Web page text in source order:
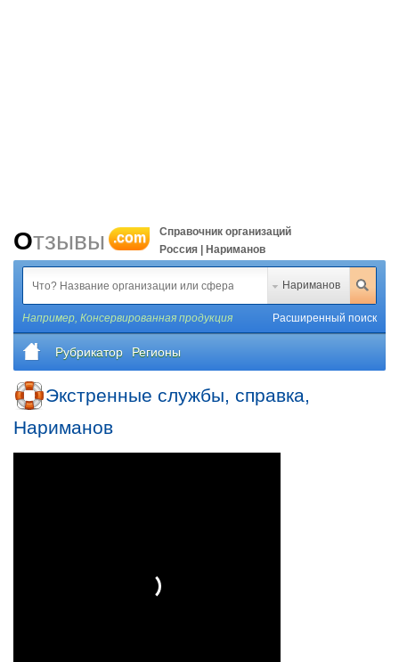
Отзывы .com
Справочник организаций
Россия | Нариманов
Нариманов
Например, Консервированная продукция Расширенный поиск
Рубрикатор Регионы
Экстренные службы, справка,
Нариманов